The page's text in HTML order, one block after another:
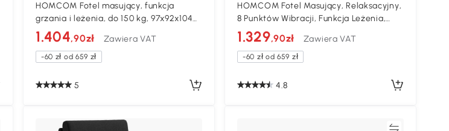
HOMCOM Fotel masujący, funkcja
grzania i leżenia, do 150 kg, 97x92x104
cm, czarny
1.404,90zł Zawiera VAT
-60 zł od 659 zł
5
HOMCOM Fotel Masujący, Relaksacyjny,
8 Punktów Wibracji, Funkcja Leżenia,
Skóra Ekologiczna, Czarny, 94x99x99 cm
1.329,90zł Zawiera VAT
-60 zł od 659 zł
4.8